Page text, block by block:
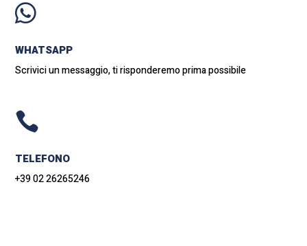

WHATSAPP
Scrivici un messaggio, ti risponderemo prima possibile

TELEFONO
+39 02 26265246